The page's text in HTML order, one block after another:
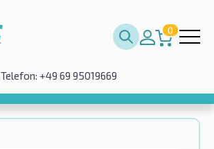
0
Telefon: +49 69 95019669